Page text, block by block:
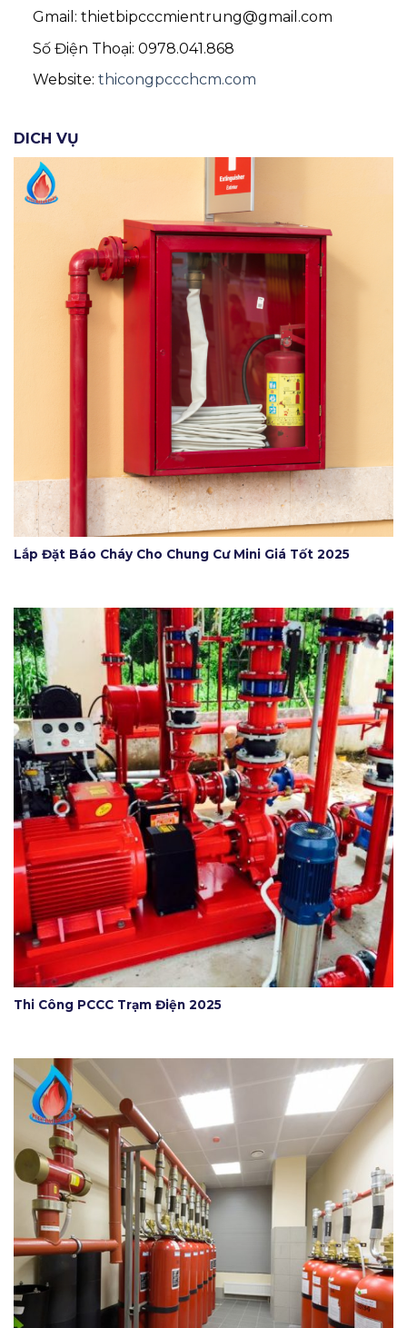
Gmail: thietbipcccmientrung@gmail.com
Số Điện Thoại: 0978.041.868
Website: thicongpccchcm.com
DICH VỤ
Lắp Đặt Báo Cháy Cho Chung Cư Mini Giá Tốt 2025
Thi Công PCCC Trạm Điện 2025